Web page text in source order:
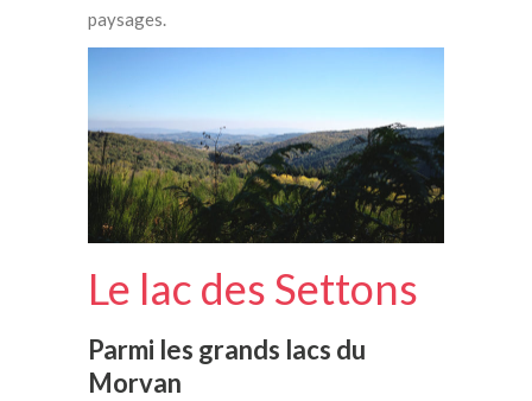
paysages.
Le lac des Settons
Parmi les grands lacs du
Morvan